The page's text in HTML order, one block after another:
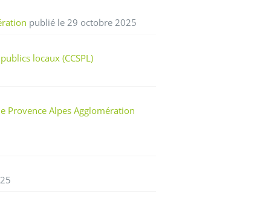
publié le 29 octobre 2025
locaux (CCSPL)
Provence Alpes Agglomération